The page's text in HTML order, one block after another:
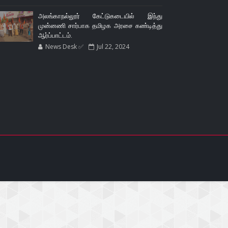
அலங்காநல்லூர் கேட்டுகடையில் இந்து
முன்னணி சார்பாக தமிழக அரசை கண்டித்து
ஆர்ப்பாட்டம்.
News Desk ✅ Jul 22, 2024